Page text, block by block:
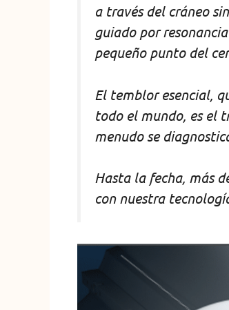
a través del cráneo
guiado por
pequeño punto del
El temblor esencial,
todo el mundo, es el
menudo se
Hasta la fecha, más
con nuestra